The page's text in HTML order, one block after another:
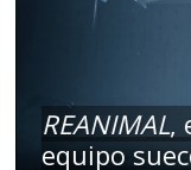
REANIMAL,
equipo